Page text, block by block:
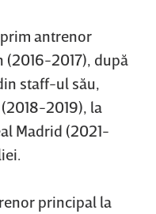
antrenor
(2016-2017), după
staff-ul său,
2019), la
Madrid (2021-
principal la